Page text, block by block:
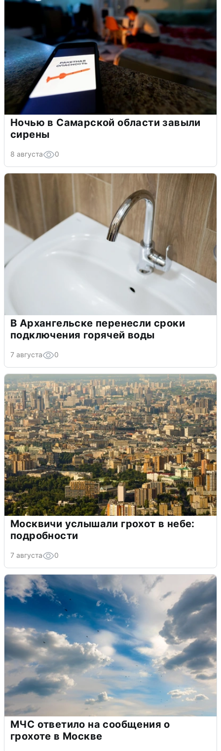
Ночью в Самарской области завыли
сирены
8 августа 0
В Архангельске перенесли сроки
подключения горячей воды
7 августа 0
Москвичи услышали грохот в небе:
подробности
7 августа 0
МЧС ответило на сообщения о
грохоте в Москве